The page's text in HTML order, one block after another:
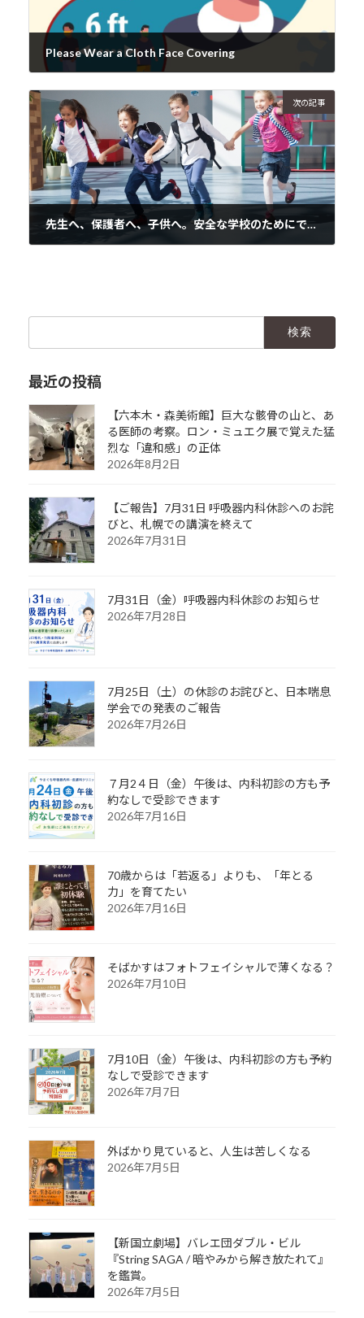
Please Wear a Cloth Face Covering
次の記事
先生へ、保護者へ、子供へ。安全な学校のためにできること！
最近の投稿
【六本木・森美術館】巨大な骸骨の山と、あ
る医師の考察。ロン・ミュエク展で覚えた猛
烈な「違和感」の正体
2026年8月2日
【ご報告】7月31日 呼吸器内科休診へのお詫
びと、札幌での講演を終えて
2026年7月31日
7月31日（金）呼吸器内科休診のお知らせ
2026年7月28日
7月25日（土）の休診のお詫びと、日本喘息
学会での発表のご報告
2026年7月26日
７月2４日（金）午後は、内科初診の方も予
約なしで受診できます
2026年7月16日
70歳からは「若返る」よりも、「年とる
力」を育てたい
2026年7月16日
そばかすはフォトフェイシャルで薄くなる？
2026年7月10日
7月10日（金）午後は、内科初診の方も予約
なしで受診できます
2026年7月7日
外ばかり見ていると、人生は苦しくなる
2026年7月5日
【新国立劇場】バレエ団ダブル・ビル
『String SAGA / 暗やみから解き放たれて』
を鑑賞。
2026年7月5日